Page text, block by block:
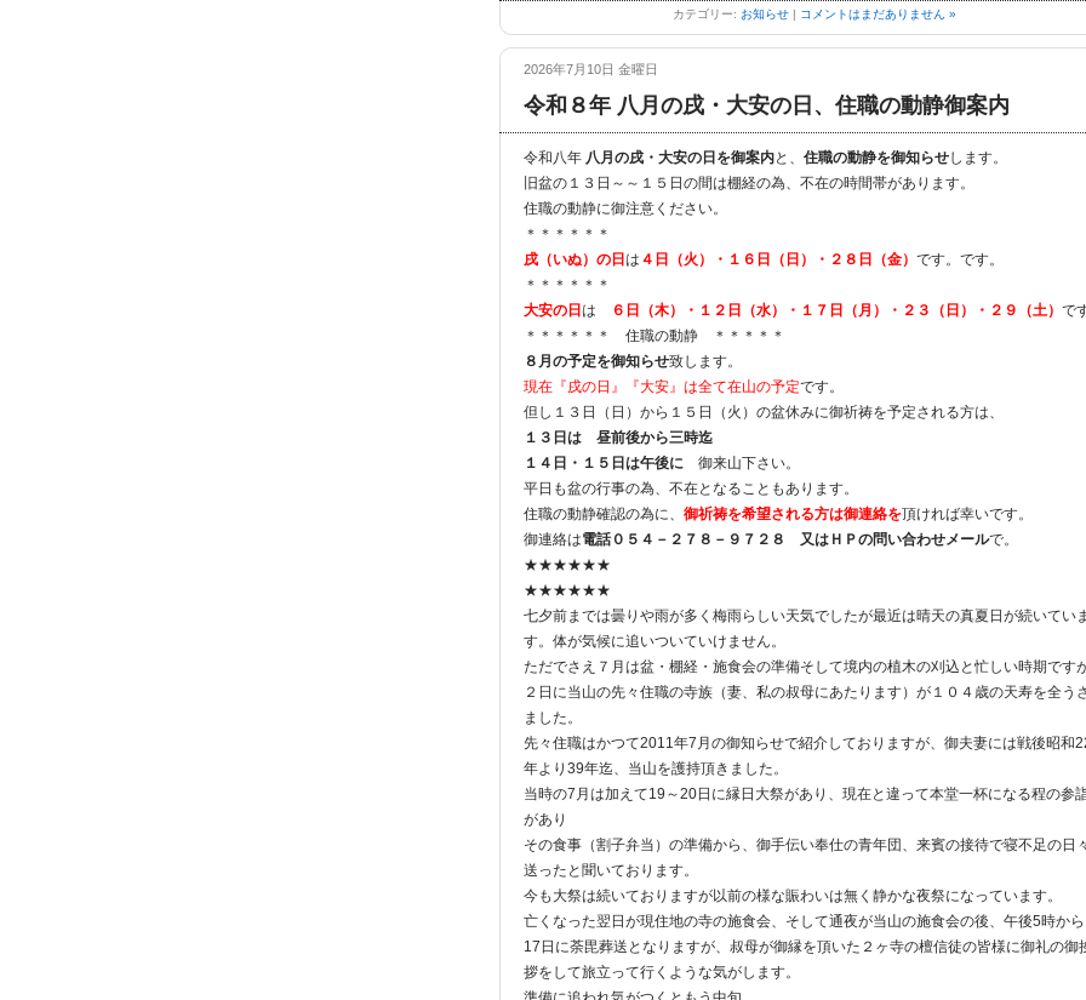
カテゴリー: お知らせ | コメントはまだありません »
2026年7月10日 金曜日
令和８年 八月の戌・大安の日、住職の動静御案内
令和八年 八月の戌・大安の日を御案内と、 住職の動静を御知らせします。
旧盆の１３日～～１５日の間は棚経の為、不在の時間帯があります。
住職の動静に御注意ください。
＊＊＊＊＊＊
戌（いぬ）の日 は ４日（火）・１６日（日）・２８日（金） です。です。
＊＊＊＊＊＊
大安の日 は ６日（木）・１２日（水）・１７日（月）・２３（日）・２９（土） で
＊＊＊＊＊＊ 住職の動静 ＊＊＊＊＊
８月の予定を御知らせ致します。
現在『戌の日』『大安』は全て在山の予定です。
但し１３日（日）から１５日（火）の盆休みに御祈祷を予定される方は、
１３日は 昼前後から三時迄
１４日・１５日は午後に 御来山下さい。
平日も盆の行事の為、不在となることもあります。
住職の動静確認の為に、 御祈祷を希望される方は御連絡を頂ければ幸いです。
御連絡は電話０５４－２７８－９７２８ 又はＨＰの問い合わせメールで。
★★★★★★
★★★★★★
七夕前までは曇りや雨が多く梅雨らしい天気でしたが最近は晴天の真夏日が続いてい
す。体が気候に追いついていけません。
ただでさえ７月は盆・棚経・施食会の準備そして境内の植木の刈込と忙しい時期です
２日に当山の先々住職の寺族（妻、私の叔母にあたります）が１０４歳の天寿を全う
ました。
先々住職はかつて2011年7月の御知らせで紹介しておりますが、御夫妻には戦後昭和
年より39年迄、当山を護持頂きました。
当時の7月は加えて19～20日に縁日大祭があり、現在と違って本堂一杯になる程の参
があり
その食事（割子弁当）の準備から、御手伝い奉仕の青年団、来賓の接待で寝不足の日
送ったと聞いております。
今も大祭は続いておりますが以前の様な賑わいは無く静かな夜祭になっています。
亡くなった翌日が現住地の寺の施食会、そして通夜が当山の施食会の後、午後5時か
17日に荼毘葬送となりますが、叔母が御縁を頂いた２ヶ寺の檀信徒の皆様に御礼の御
拶をして旅立って行くような気がします。